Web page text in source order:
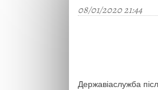
08/01/2020 21:44
Державіаслужба